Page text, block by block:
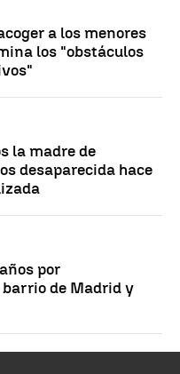
a los menores
los "obstáculos
la madre de
desaparecida hace
por
de Madrid y